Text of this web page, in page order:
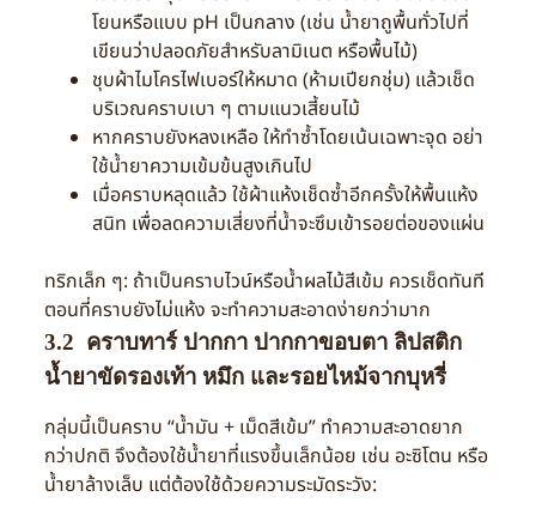
โยนหรือแบบ pH เป็นกลาง (เช่น น้ำยาถูพื้นทั่วไปที่
เขียนว่าปลอดภัยสำหรับลามิเนต หรือพื้นไม้)
ชุบผ้าไมโครไฟเบอร์ให้หมาด (ห้ามเปียกชุ่ม) แล้วเช็ด
บริเวณคราบเบา ๆ ตามแนวเสี้ยนไม้
หากคราบยังหลงเหลือ ให้ทำซ้ำโดยเน้นเฉพาะจุด อย่า
ใช้น้ำยาความเข้มข้นสูงเกินไป
เมื่อคราบหลุดแล้ว ใช้ผ้าแห้งเช็ดซ้ำอีกครั้งให้พื้นแห้ง
สนิท เพื่อลดความเสี่ยงที่น้ำจะซึมเข้ารอยต่อของแผ่น
ทริกเล็ก ๆ: ถ้าเป็นคราบไวน์หรือน้ำผลไม้สีเข้ม ควรเช็ดทันที
ตอนที่คราบยังไม่แห้ง จะทำความสะอาดง่ายกว่ามาก
3.2 คราบทาร์ ปากกา ปากกาขอบตา ลิปสติก
น้ำยาขัดรองเท้า หมึก และรอยไหม้จากบุหรี่
กลุ่มนี้เป็นคราบ “น้ำมัน + เม็ดสีเข้ม” ทำความสะอาดยาก
กว่าปกติ จึงต้องใช้น้ำยาที่แรงขึ้นเล็กน้อย เช่น อะซิโตน หรือ
น้ำยาล้างเล็บ แต่ต้องใช้ด้วยความระมัดระวัง: